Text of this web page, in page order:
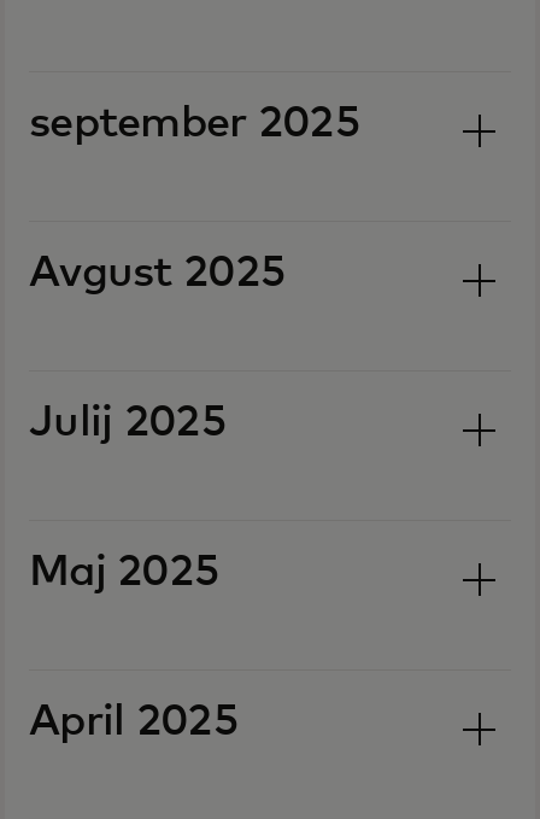
september 2025
Avgust 2025
Julij 2025
Maj 2025
April 2025